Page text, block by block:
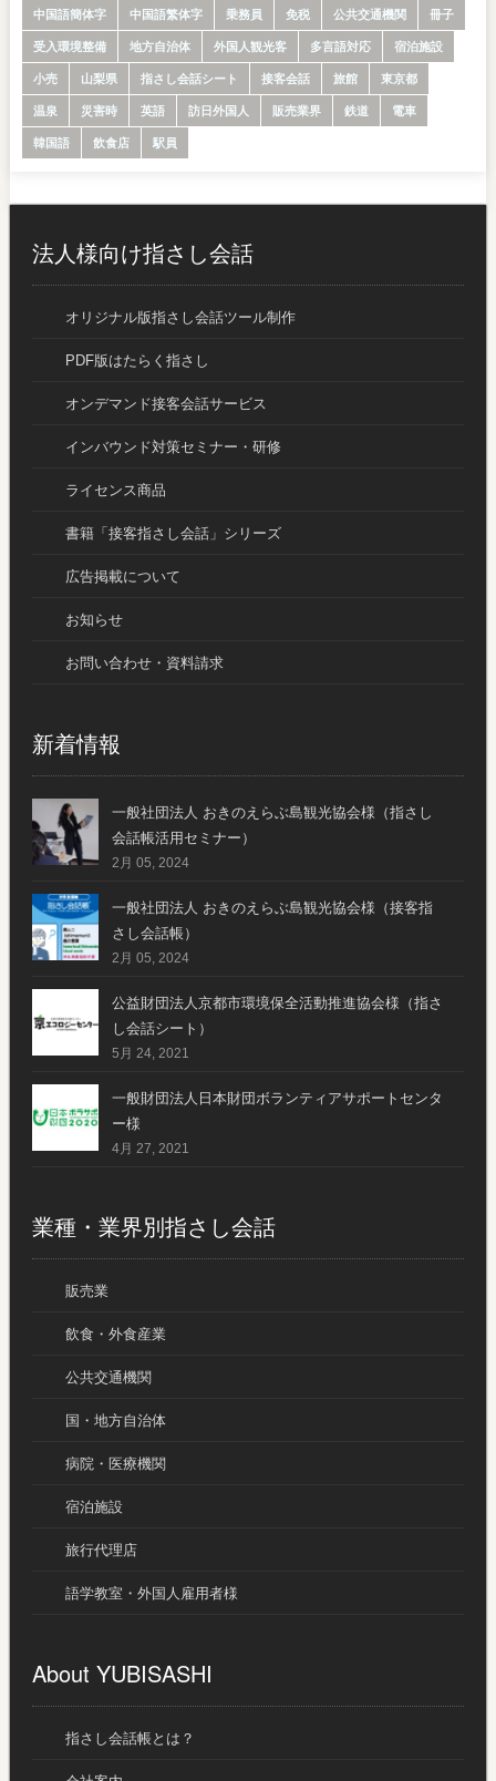
中国語簡体字
中国語繁体字 乗務員 免税 公共交通機関
冊子
受入環境整備
地方自治体 外国人観光客 多言語対応
宿泊施設
小売
山梨県 指さし会話シート 接客会話 旅館
東京都
温泉
災害時 英語 訪日外国人 販売業界 鉄道
電車
韓国語
飲食店 駅員
法人様向け指さし会話
オリジナル版指さし会話ツール制作
PDF版はたらく指さし
オンデマンド接客会話サービス
インバウンド対策セミナー・研修
ライセンス商品
書籍「接客指さし会話」シリーズ
広告掲載について
お知らせ
お問い合わせ・資料請求
新着情報
一般社団法人 おきのえらぶ島観光協会様（指さし
会話帳活用セミナー）
2月 05, 2024
一般社団法人 おきのえらぶ島観光協会様（接客指
さし会話帳）
2月 05, 2024
公益財団法人京都市環境保全活動推進協会様（指さ
し会話シート）
5月 24, 2021
一般財団法人日本財団ボランティアサポートセンタ
ー様
4月 27, 2021
業種・業界別指さし会話
販売業
飲食・外食産業
公共交通機関
国・地方自治体
病院・医療機関
宿泊施設
旅行代理店
語学教室・外国人雇用者様
About YUBISASHI
指さし会話帳とは？